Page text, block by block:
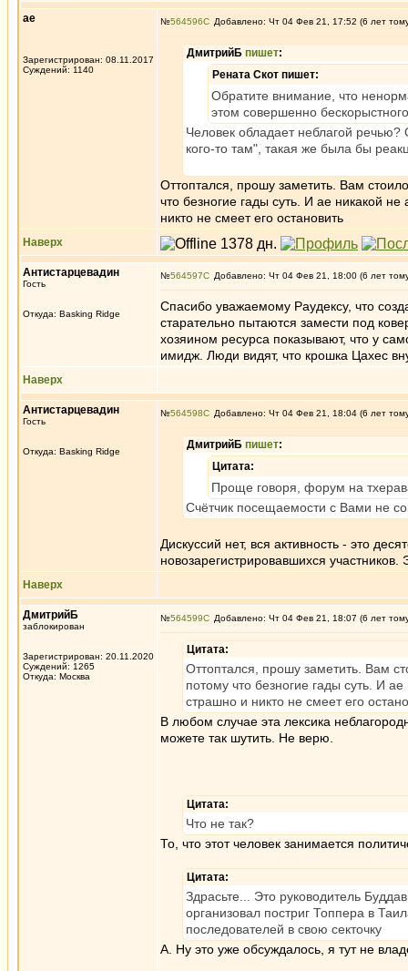
ae
Зарегистрирован: 08.11.2017
Суждений: 1140
№564596 Добавлено: Чт 04 Фев 21, 17:52 (6 лет
ДмитрийБ пишет:
Рената Скот пишет:
Обратите внимание, что
этом совершенно
Человек обладает неблагой
кого-то там", такая же была бы
Оттоптался, прошу заметить. Вам
что безногие гады суть. И ае никакой
никто не смеет его остановить
Наверх
Антистарцевадин
Гость
Откуда: Basking Ridge
№564597 Добавлено: Чт 04 Фев 21, 18:00 (6 лет
Спасибо уважаемому Раудексу, что
старательно пытаются замести под
хозяином ресурса показывают, что у
имидж. Люди видят, что крошка Цахес
Наверх
Антистарцевадин
Гость
Откуда: Basking Ridge
№564598 Добавлено: Чт 04 Фев 21, 18:04 (6 лет
ДмитрийБ пишет:
Цитата:
Проще говоря, форум на
Счётчик посещаемости с Вами не
Дискуссий нет, вся активность - это
новозарегистрировавшихся
Наверх
ДмитрийБ
заблокирован
Зарегистрирован: 20.11.2020
Суждений: 1265
Откуда: Москва
№564599 Добавлено: Чт 04 Фев 21, 18:07 (6 лет
Цитата:
Оттоптался, прошу заметить. Вам
потому что безногие гады суть. И
страшно и никто не смеет его
В любом случае эта лексика
можете так шутить. Не верю.
Цитата:
Что не так?
То, что этот человек занимается
Цитата:
Здрасьте... Это руководитель
организовал постриг Топпера в
последователей в свою секточку
А. Ну это уже обсуждалось, я тут не